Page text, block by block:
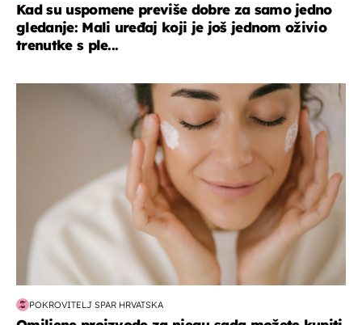
Kad su uspomene previše dobre za samo jedno
gledanje: Mali uređaj koji je još jednom oživio
trenutke s ple...
moda & ljepota
POKROVITELJ SPAR HRVATSKA